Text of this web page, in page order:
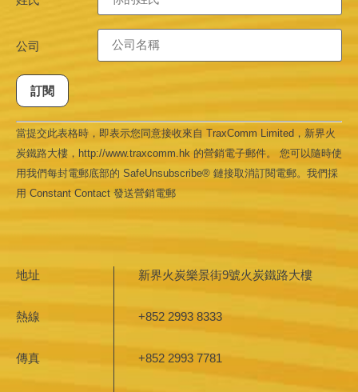
公司
Constant
Contact
Use.
Please
leave
this field
blank.
當提交此表格時，即表示您同意接收來自 TraxComm Limited，新界火
炭鐵路大樓，http://www.traxcomm.hk 的營銷電子郵件。 您可以隨時使
用我們每封電郵底部的 SafeUnsubscribe® 鏈接取消訂閱電郵。我們採
用 Constant Contact 發送營銷電郵
地址 新界火炭樂景街9號火炭鐵路大樓
熱線 +852 2993 8333
傳真 +852 2993 7781